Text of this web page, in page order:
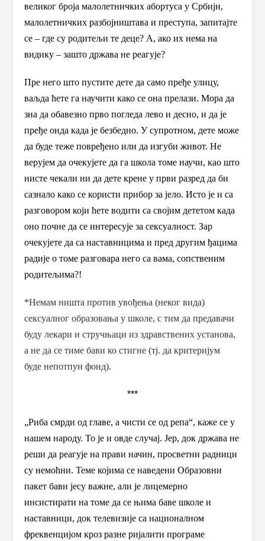
великог броја малолетничких абортуса у Србији,
малолетничких разбојништава и преступа, запитајте
се – где су родитељи те деце? А, ако их нема на
видику – зашто држава не реагује?
Пре него што пустите дете да само пређе улицу,
ваљда ћете га научити како се она прелази. Мора да
зна да обавезно прво погледа лево и десно, и да је
пређе онда када је безбедно. У супротном, дете може
да буде теже повређено или да изгуби живот. Не
верујем да очекујете да га школа томе научи, као што
нисте чекали ни да дете крене у први разред да би
сазнало како се користи прибор за јело. Исто је и са
разговором који ћете водити са својим дететом када
оно почне да се интересује за сексуалност. Зар
очекујете да са наставницима и пред другим ђацима
радије о томе разговара него са вама, сопственим
родитељима?!
*Немам ништа против увођења (неког вида)
сексуалног образовања у школе, с тим да предавачи
буду лекари и стручњаци из здравствених установа,
а не да се тиме бави ко стигне (тј. да критеријум
буде непотпун фонд).
***
„Риба смрди од главе, а чисти се од репа“, каже се у
нашем народу. То је и овде случај. Јер, док држава не
реши да реагује на прави начин, просветни радници
су немоћни. Теме којима се наведени Образовни
пакет бави јесу важне, али је лицемерно
инсистирати на томе да се њима баве школе и
наставници, док телевизије са националном
фреквенцијом кроз разне ријалити програме